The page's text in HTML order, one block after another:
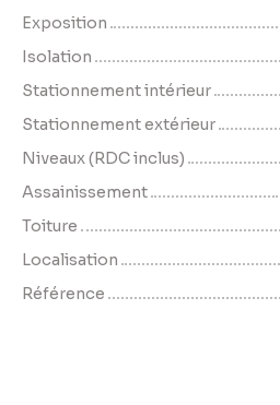
Exposition
Isolation
Stationnement intérieur
Stationnement extérieur
Niveaux (RDC inclus)
Assainissement
Toiture
Localisation
Référence